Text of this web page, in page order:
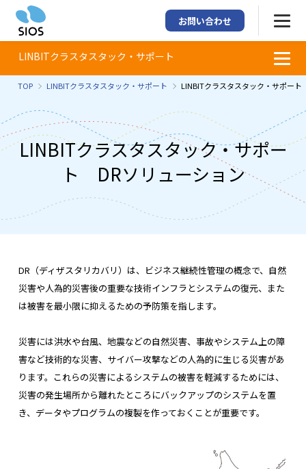
お問い合わせ
LINBITクラスタスタック・サポート
TOP LINBITクラスタスタック・サポート LINBITクラスタスタック・サポー
LINBITクラスタスタック・サポー
ト DRソリューション
DR（ディザスタリカバリ）は、ビジネス継続性管理の概念で、自然
災害や人為的災害後の重要な技術インフラとシステムの復元、また
は被害を最小限に抑えるための予防策を指します。
災害には洪水や台風、地震などの自然災害、事故やシステム上の障
害など技術的な災害、サイバー攻撃などの人為的に生じる災害があ
ります。 これらの災害によるシステムの被害を軽減するためには、
災害の発生場所から離れたところにバックアップのシステムを置
き、データやプログラムの複製を作っておくことが重要です。